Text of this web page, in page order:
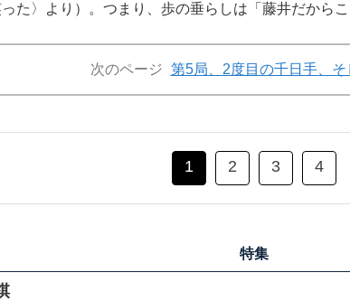
た〉より）。つまり、歩の垂らしは「藤井だからこ
次のページ 第5局、2度目の千日手、そ
1 2 3 4
特集